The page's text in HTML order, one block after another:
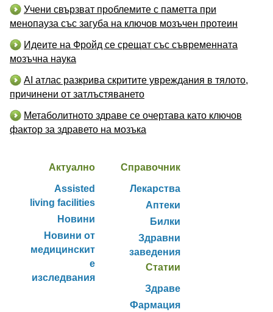
Учени свързват проблемите с паметта при
менопауза със загуба на ключов мозъчен протеин
Идеите на Фройд се срещат със съвременната
мозъчна наука
AI атлас разкрива скритите увреждания в тялото,
причинени от затлъстяването
Метаболитното здраве се очертава като ключов
фактор за здравето на мозъка
Актуално
Assisted
living facilities
Новини
Новини от
медицинскит
е
изследвания
Справочник
Лекарства
Аптеки
Билки
Здравни
заведения
Статии
Здраве
Фармация